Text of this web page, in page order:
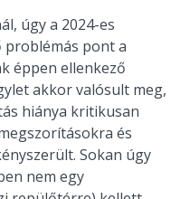
úgy a 2024-es
problémás pont a
éppen ellenkező
akkor valósult meg,
hiánya kritikusan
és
Sokan úgy
nem egy